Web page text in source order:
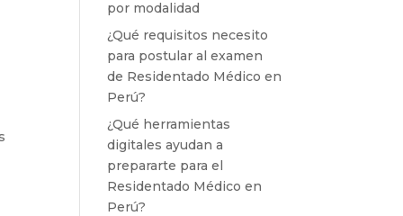
por modalidad
¿Qué requisitos necesito
para postular al examen
de Residentado Médico en
Perú?
¿Qué herramientas
digitales ayudan a
prepararte para el
Residentado Médico en
Perú?